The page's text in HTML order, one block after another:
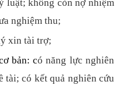
luật; không còn nợ nhiệm
nghiệm thu;
xin tài trợ;
bản: có năng lực nghiên
tài; có kết quả nghiên cứu